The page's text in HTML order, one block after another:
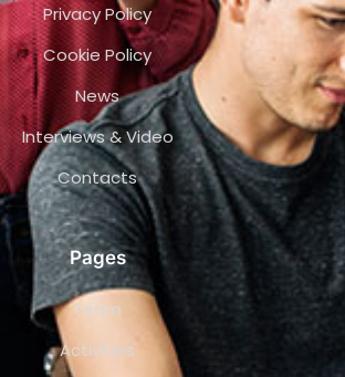
Privacy Policy
Cookie Policy
News
Interviews & Video
Contacts
Pages
Team
Activities